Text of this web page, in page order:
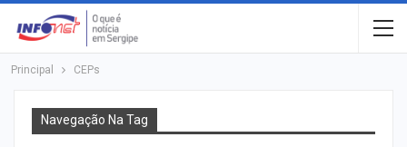
Principal CEPs
Navegação Na Tag